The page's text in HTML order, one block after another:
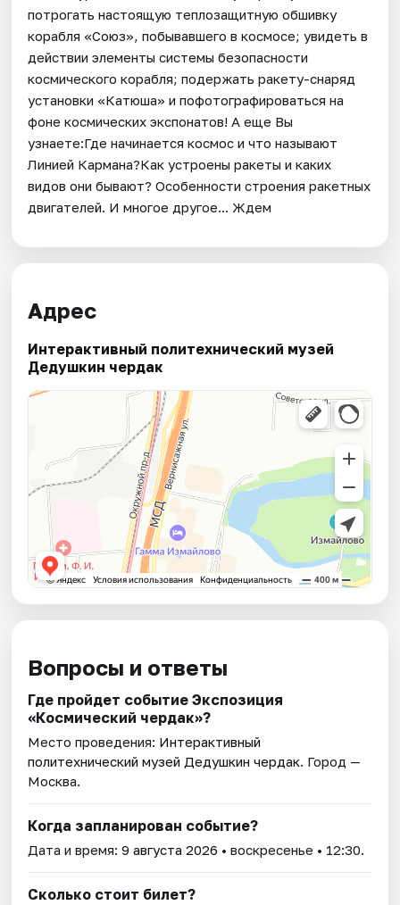
потрогать настоящую теплозащитную обшивку
корабля «Союз», побывавшего в космосе; увидеть в
действии элементы системы безопасности
космического корабля; подержать ракету-снаряд
установки «Катюша» и пофотографироваться на
фоне космических экспонатов! А еще Вы
узнаете:Где начинается космос и что называют
Линией Кармана?Как устроены ракеты и каких
видов они бывают? Особенности строения ракетных
двигателей. И многое другое... Ждем
Адрес
Интерактивный политехнический музей
Дедушкин чердак
Вопросы и ответы
Где пройдет событие Экспозиция
«Космический чердак»?
Место проведения: Интерактивный
политехнический музей Дедушкин чердак. Город —
Москва.
Когда запланирован событие?
Дата и время:9 августа 2026 • воскресенье • 12:30.
Сколько стоит билет?